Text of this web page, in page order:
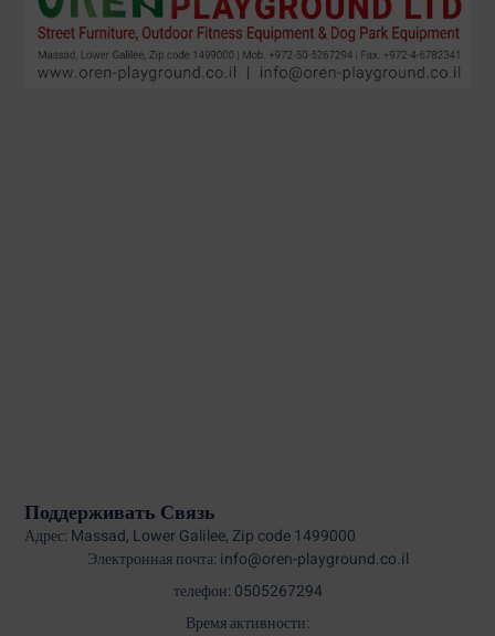
Поддерживать Связь
Адрес: Massad, Lower Galilee, Zip code 1499000
Электронная почта: info@oren-playground.co.il
телефон: 0505267294
Время активности: